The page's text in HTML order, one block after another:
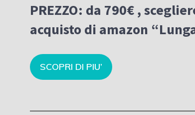
PREZZO: da 790€,
acquisto di amazon “
SCOPRI DI PIU’